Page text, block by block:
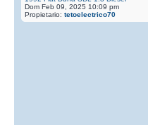
Dom Feb 09, 2025 10:09 pm
Propietario: tetoelectrico70